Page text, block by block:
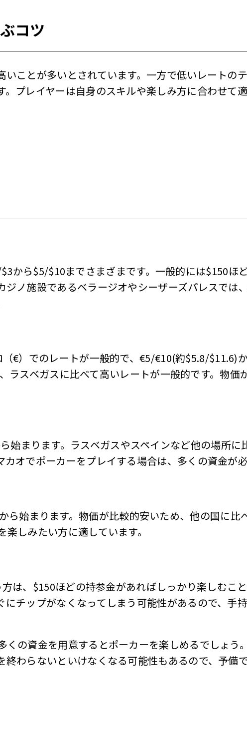
コツ
ことが多いとされています。一方で低いレートの
プレイヤーは自身のスキルや楽しみ方に合わせて
から$5/$10までさまざまです。一般的には$150ほ
ジノ施設であるベラージオやシーザーズパレスでは
€）でのレートが一般的で、€5/€10(約$5.8/$11.6)
ラスベガスに比べて高いレートが一般的です。物価
始まります。ラスベガスやスペインなど他の場所に
オでポーカーをプレイする場合は、多くの資金が必
始まります。物価が比較的安いため、他の国に比
しみたい方に適しています。
は、$150ほどの持参金があればしっかり楽しむこ
チップがなくなってしまう可能性があるので、手
の資金を用意するとポーカーを楽しめるでしょう
わらないといけなくなる可能性もあるので、予備